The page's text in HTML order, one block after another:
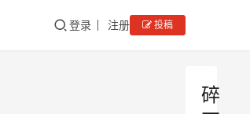
登录 注册 投稿
碎